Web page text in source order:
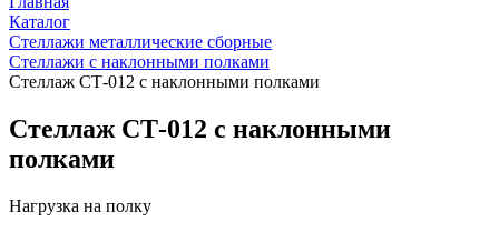
Каталог
Стеллажи металлические сборные
Стеллажи с наклонными полками
Стеллаж СТ-012 с наклонными полками
Стеллаж СТ-012 с наклонными
полками
Нагрузка на полку